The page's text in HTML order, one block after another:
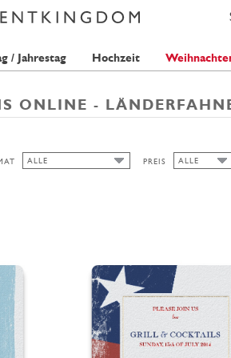
/ Jahrestag Hochzeit
ONLINE -
HOCH/SCHMAL
ALLE
PREIS
ALLE